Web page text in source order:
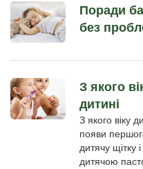
Поради
без
З якого
дитині
З якого віку
появи
дитячу щітку
дитячою